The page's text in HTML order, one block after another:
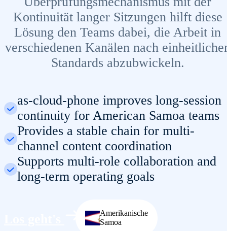
Kontinuität langer Sitzungen hilft diese
Lösung den Teams dabei, die Arbeit in
verschiedenen Kanälen nach
Standards abzubwickeln.
as-cloud-phone improves long-session
continuity for American Samoa teams
Provides a stable chain for multi-
channel content coordination
Supports multi-role collaboration and
long-term operating goals
Amerikanische
Samoa